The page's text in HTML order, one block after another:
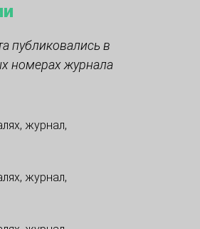
публиковались в
номерах журнала
журнал,
журнал,